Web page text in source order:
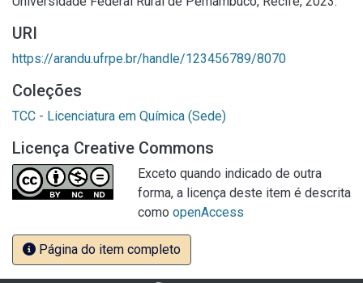
URI
https://arandu.ufrpe.br/handle/123456789/8070
Coleções
TCC - Licenciatura em Química (Sede)
Licença Creative Commons
Exceto quando indicado de outra
forma, a licença deste item é descrita
como openAccess
Página do item completo